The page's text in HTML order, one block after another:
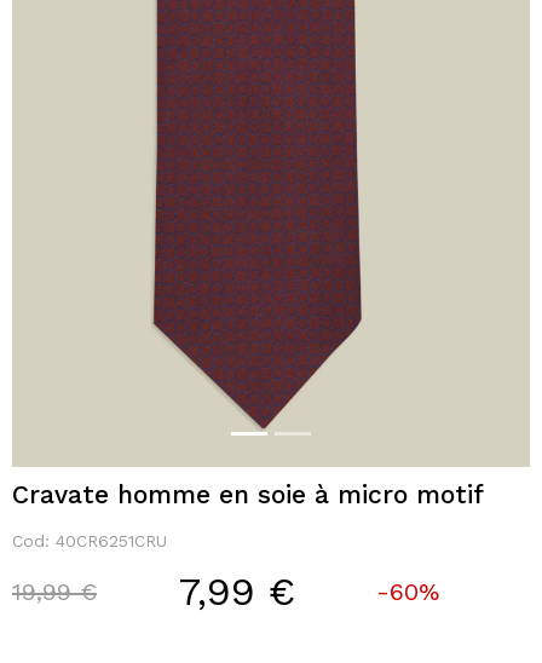
Cravate homme en soie à micro motif
Cod: 40CR6251CRU
Price reduced from
19,99 €to 7,99 € -60%